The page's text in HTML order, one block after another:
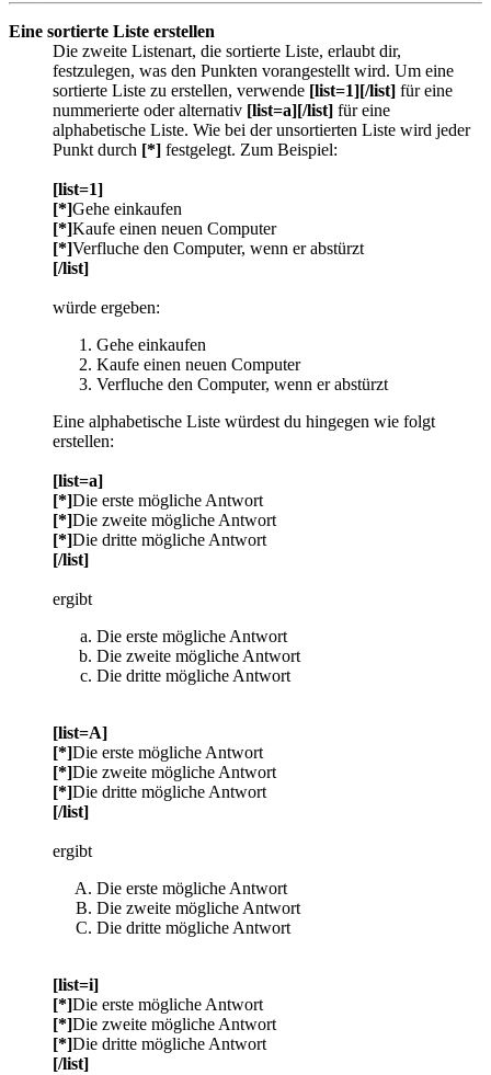
Eine sortierte Liste erstellen
Die zweite Listenart, die sortierte Liste, erlaubt dir,
festzulegen, was den Punkten vorangestellt wird. Um eine
sortierte Liste zu erstellen, verwende [list=1][/list] für eine
nummerierte oder alternativ [list=a][/list] für eine
alphabetische Liste. Wie bei der unsortierten Liste wird jeder
Punkt durch [*] festgelegt. Zum Beispiel:
[list=1]
[*]Gehe einkaufen
[*]Kaufe einen neuen Computer
[*]Verfluche den Computer, wenn er abstürzt
[/list]
würde ergeben:
Gehe einkaufen
Kaufe einen neuen Computer
Verfluche den Computer, wenn er abstürzt
Eine alphabetische Liste würdest du hingegen wie folgt
erstellen:
[list=a]
[*]Die erste mögliche Antwort
[*]Die zweite mögliche Antwort
[*]Die dritte mögliche Antwort
[/list]
ergibt
Die erste mögliche Antwort
Die zweite mögliche Antwort
Die dritte mögliche Antwort
[list=A]
[*]Die erste mögliche Antwort
[*]Die zweite mögliche Antwort
[*]Die dritte mögliche Antwort
[/list]
ergibt
Die erste mögliche Antwort
Die zweite mögliche Antwort
Die dritte mögliche Antwort
[list=i]
[*]Die erste mögliche Antwort
[*]Die zweite mögliche Antwort
[*]Die dritte mögliche Antwort
[/list]